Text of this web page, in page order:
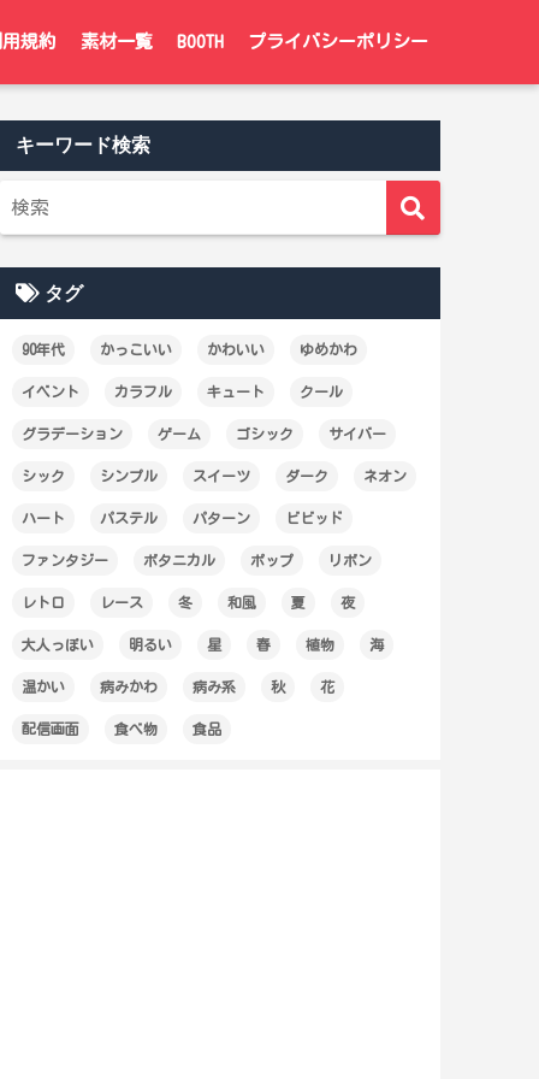
規約 素材一覧 BOOTH プライバシーポリシー
キーワード検索
タグ
90年代 かっこいい かわいい ゆめかわ
イベント カラフル キュート クール
グラデーション ゲーム ゴシック サイバー
シック シンプル スイーツ ダーク ネオン
ハート パステル パターン ビビッド
ファンタジー ボタニカル ポップ リボン
レトロ レース 冬 和風 夏 夜
大人っぽい 明るい 星 春 植物 海
温かい 病みかわ 病み系 秋 花
配信画面 食べ物 食品